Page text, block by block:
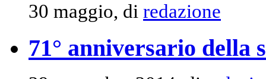
30 maggio, di redazione
71° anniversario della